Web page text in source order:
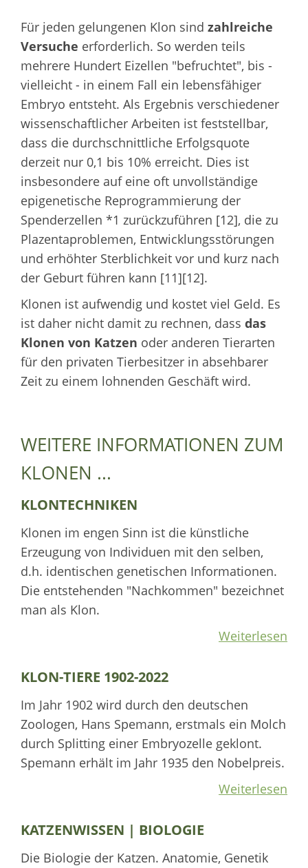
Für jeden gelungenen Klon sind zahlreiche
Versuche erforderlich. So werden teils
mehrere Hundert Eizellen "befruchtet", bis -
vielleicht - in einem Fall ein lebensfähiger
Embryo entsteht. Als Ergebnis verschiedener
wissenschaftlicher Arbeiten ist feststellbar,
dass die durchschnittliche Erfolgsquote
derzeit nur 0,1 bis 10% erreicht. Dies ist
insbesondere auf eine oft unvollständige
epigenetische Reprogrammierung der
Spenderzellen *1 zurückzuführen [12], die zu
Plazentaproblemen, Entwicklungsstörungen
und erhöhter Sterblichkeit vor und kurz nach
der Geburt führen kann [11][12].
Klonen ist aufwendig und kostet viel Geld. Es
ist daher nicht damit zu rechnen, dass das
Klonen von Katzen oder anderen Tierarten
für den privaten Tierbesitzer in absehbarer
Zeit zu einem lohnenden Geschäft wird.
WEITERE INFORMATIONEN ZUM
KLONEN ...
KLONTECHNIKEN
Klonen im engen Sinn ist die künstliche
Erzeugung von Individuen mit den selben,
d.h. identischen genetischen Informationen.
Die entstehenden "Nachkommen" bezeichnet
man als Klon.
Weiterlesen
KLON-TIERE 1902-2022
Im Jahr 1902 wird durch den deutschen
Zoologen, Hans Spemann, erstmals ein Molch
durch Splitting einer Embryozelle geklont.
Spemann erhält im Jahr 1935 den Nobelpreis.
Weiterlesen
KATZENWISSEN | BIOLOGIE
Die Biologie der Katzen. Anatomie, Genetik